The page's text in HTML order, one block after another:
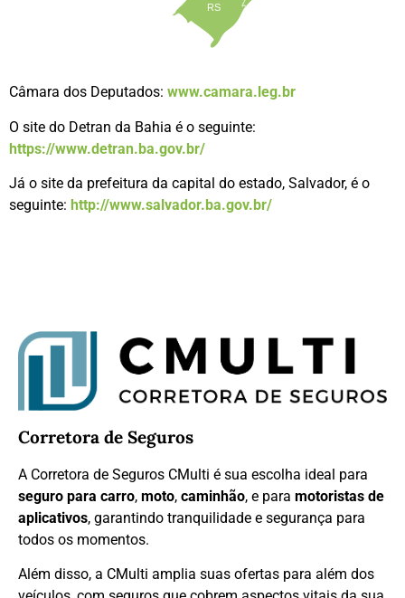
RS
Câmara dos Deputados: www.camara.leg.br
O site do Detran da Bahia é o seguinte:
https://www.detran.ba.gov.br/
Já o site da prefeitura da capital do estado, Salvador, é o
seguinte: http://www.salvador.ba.gov.br/
Corretora de Seguros
A Corretora de Seguros CMulti é sua escolha ideal para
seguro para carro, moto, caminhão, e para motoristas de
aplicativos, garantindo tranquilidade e segurança para
todos os momentos.
Além disso, a CMulti amplia suas ofertas para além dos